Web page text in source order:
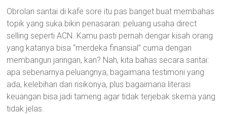
Obrolan santai di kafe sore itu pas banget buat membahas
topik yang suka bikin penasaran: peluang usaha direct
selling seperti ACN. Kamu pasti pernah dengar kisah orang
yang katanya bisa “merdeka finansial” cuma dengan
membangun jaringan, kan? Nah, kita bahas secara santai:
apa sebenarnya peluangnya, bagaimana testimoni yang
ada, kelebihan dan risikonya, plus bagaimana literasi
keuangan bisa jadi tameng agar tidak terjebak skema yang
tidak jelas.